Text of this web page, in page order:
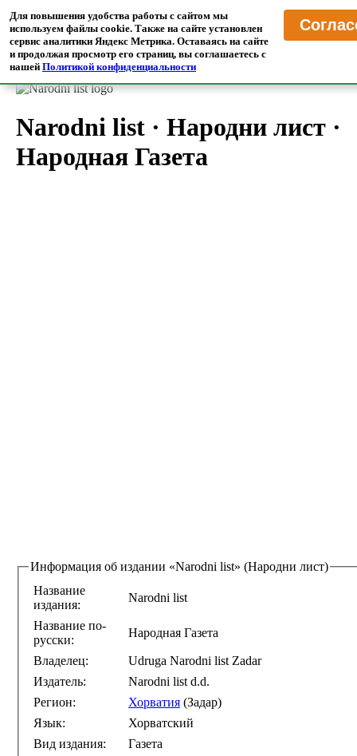
MrTranslate·Пресса
Читайте иностранные СМИ в переводе на русском языке
Главная/Переводчик Прессы/Хорватия
Narodni list · Народни лист ·
Народная Газета
Информация об издании «Narodni list» (Народни лист)
Название
издания:
Narodni list
Название по-
русски:
Народная Газета
Владелец:
Udruga Narodni list Zadar
Издатель:
Narodni list d.d.
Регион:
Хорватия (Задар)
Язык:
Хорватский
Вид издания:
Газета
Для повышения удобства работы с сайтом мы
используем файлы cookie. Также на сайте установлен
сервис аналитики Яндекс Метрика. Оставаясь на сайте
и продолжая просмотр его страниц, вы соглашаетесь с
нашей Политикой конфиденциальности